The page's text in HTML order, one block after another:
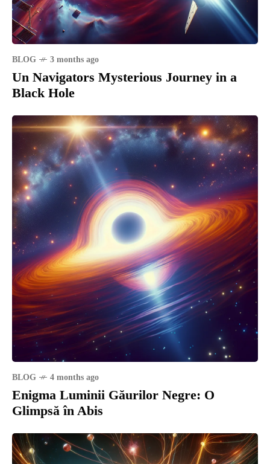
BLOG 3 months ago
Un Navigators Mysterious Journey in a
Black Hole
BLOG 4 months ago
Enigma Luminii Găurilor Negre: O
Glimpsă în Abis